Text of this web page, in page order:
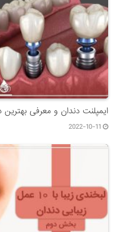
ایمپلنت دندان و معرفی
2022-10-11